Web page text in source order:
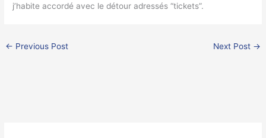
j’habite accordé avec le détour adressés “tickets”.
← Previous Post Next Post →